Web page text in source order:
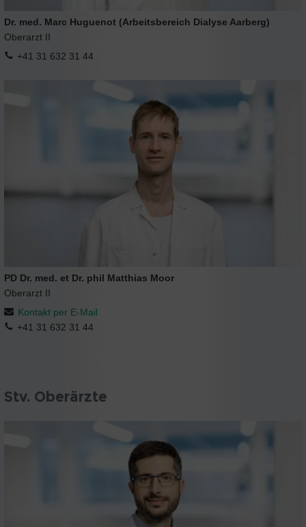
Dr. med. Marc Huguenot (Arbeitsbereich Dialyse Aarberg)
Oberarzt II
+41 31 632 31 44
PD Dr. med. et Dr. phil Matthias Moor
Oberarzt II
Kontakt per E-Mail
+41 31 632 31 44
Stv. Oberärzte